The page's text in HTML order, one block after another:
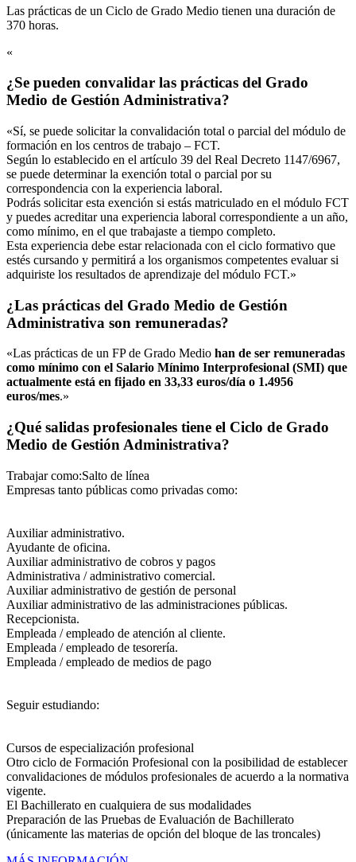
Las prácticas de un Ciclo de Grado Medio tienen una duración de
370 horas.
«
¿Se pueden convalidar las prácticas del Grado
Medio de Gestión Administrativa?
«Sí, se puede solicitar la convalidación total o parcial del módulo de
formación en los centros de trabajo – FCT.
Según lo establecido en el artículo 39 del Real Decreto 1147/6967,
se puede determinar la exención total o parcial por su
correspondencia con la experiencia laboral.
Podrás solicitar esta exención si estás matriculado en el módulo FCT
y puedes acreditar una experiencia laboral correspondiente a un año,
como mínimo, en el que trabajaste a tiempo completo.
Esta experiencia debe estar relacionada con el ciclo formativo que
estés cursando y permitirá a los organismos competentes evaluar si
adquiriste los resultados de aprendizaje del módulo FCT.»
¿Las prácticas del Grado Medio de Gestión
Administrativa son remuneradas?
«Las prácticas de un FP de Grado Medio han de ser remuneradas
como mínimo con el Salario Mínimo Interprofesional (SMI) que
actualmente está en fijado en 33,33 euros/día o 1.4956
euros/mes.»
¿Qué salidas profesionales tiene el Ciclo de Grado
Medio de Gestión Administrativa?
Trabajar como:Salto de línea
Empresas tanto públicas como privadas como:
Auxiliar administrativo.
Ayudante de oficina.
Auxiliar administrativo de cobros y pagos
Administrativa / administrativo comercial.
Auxiliar administrativo de gestión de personal
Auxiliar administrativo de las administraciones públicas.
Recepcionista.
Empleada / empleado de atención al cliente.
Empleada / empleado de tesorería.
Empleada / empleado de medios de pago
Seguir estudiando:
Cursos de especialización profesional
Otro ciclo de Formación Profesional con la posibilidad de establecer
convalidaciones de módulos profesionales de acuerdo a la normativa
vigente.
El Bachillerato en cualquiera de sus modalidades
Preparación de las Pruebas de Evaluación de Bachillerato
(únicamente las materias de opción del bloque de las troncales)